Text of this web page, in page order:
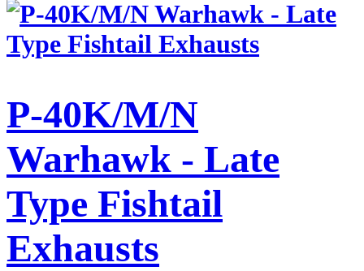
P-40K/M/N
Warhawk - Late
Type Fishtail
Exhausts